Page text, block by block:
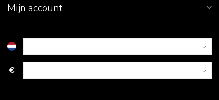
Mijn account
€